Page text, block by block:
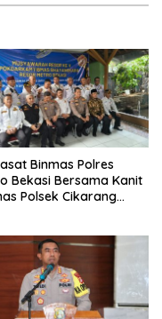
Binmas Polres
Bekasi Bersama Kanit
Polsek Cikarang